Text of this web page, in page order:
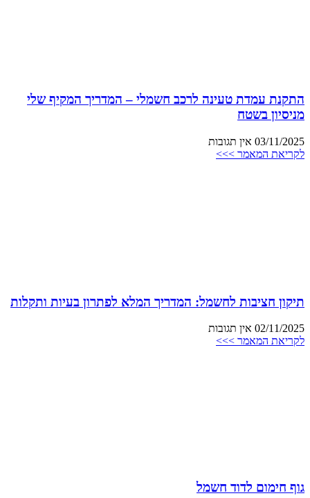
התקנת עמדת טעינה לרכב חשמלי – המדריך המקיף שלי
מניסיון בשטח
03/11/2025 אין תגובות
לקריאת המאמר >>>
תיקון חציבות לחשמל: המדריך המלא לפתרון בעיות ותקלות
02/11/2025 אין תגובות
לקריאת המאמר >>>
גוף חימום לדוד חשמל